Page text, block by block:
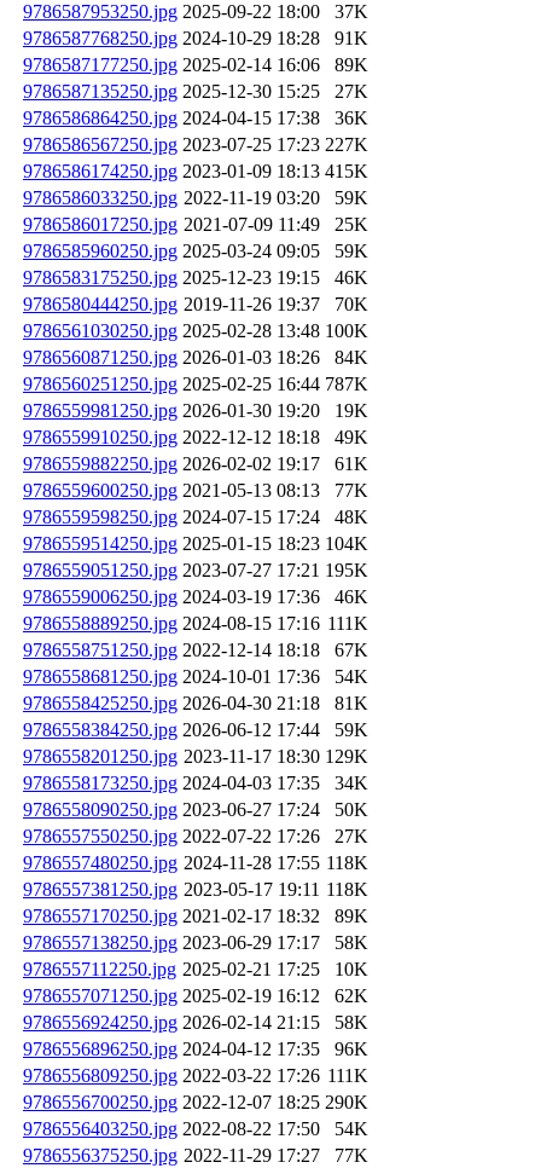
9786587953250.jpg 2025-09-22 18:00
37K
9786587768250.jpg 2024-10-29 18:28
91K
9786587177250.jpg 2025-02-14 16:06
89K
9786587135250.jpg 2025-12-30 15:25
27K
9786586864250.jpg 2024-04-15 17:38
36K
9786586567250.jpg 2023-07-25 17:23 227K
9786586174250.jpg 2023-01-09 18:13 415K
9786586033250.jpg 2022-11-19 03:20
59K
9786586017250.jpg 2021-07-09 11:49
25K
9786585960250.jpg 2025-03-24 09:05
59K
9786583175250.jpg 2025-12-23 19:15
46K
9786580444250.jpg 2019-11-26 19:37
70K
9786561030250.jpg 2025-02-28 13:48 100K
9786560871250.jpg 2026-01-03 18:26
84K
9786560251250.jpg 2025-02-25 16:44 787K
9786559981250.jpg 2026-01-30 19:20
19K
9786559910250.jpg 2022-12-12 18:18
49K
9786559882250.jpg 2026-02-02 19:17
61K
9786559600250.jpg 2021-05-13 08:13
77K
9786559598250.jpg 2024-07-15 17:24
48K
9786559514250.jpg 2025-01-15 18:23 104K
9786559051250.jpg 2023-07-27 17:21 195K
9786559006250.jpg 2024-03-19 17:36
46K
9786558889250.jpg 2024-08-15 17:16 111K
9786558751250.jpg 2022-12-14 18:18
67K
9786558681250.jpg 2024-10-01 17:36
54K
9786558425250.jpg 2026-04-30 21:18
81K
9786558384250.jpg 2026-06-12 17:44
59K
9786558201250.jpg 2023-11-17 18:30 129K
9786558173250.jpg 2024-04-03 17:35
34K
9786558090250.jpg 2023-06-27 17:24
50K
9786557550250.jpg 2022-07-22 17:26
27K
9786557480250.jpg 2024-11-28 17:55 118K
9786557381250.jpg 2023-05-17 19:11 118K
9786557170250.jpg 2021-02-17 18:32
89K
9786557138250.jpg 2023-06-29 17:17
58K
9786557112250.jpg 2025-02-21 17:25
10K
9786557071250.jpg 2025-02-19 16:12
62K
9786556924250.jpg 2026-02-14 21:15
58K
9786556896250.jpg 2024-04-12 17:35
96K
9786556809250.jpg 2022-03-22 17:26 111K
9786556700250.jpg 2022-12-07 18:25 290K
9786556403250.jpg 2022-08-22 17:50
54K
9786556375250.jpg 2022-11-29 17:27
77K